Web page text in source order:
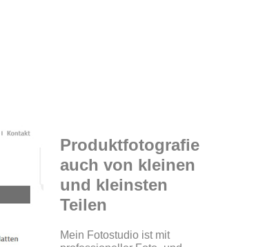
Produktfotografie
auch von kleinen
und kleinsten
Teilen
Mein Fotostudio ist mit